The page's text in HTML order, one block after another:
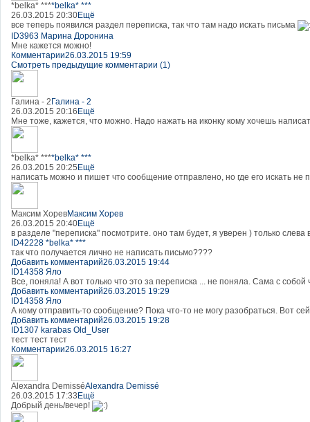
*belka* ****belka* ***
26.03.2015 20:30Ещё
все теперь появился раздел переписка, так что там надо искать письма
ID3963 Марина Доронина
Мне кажется можно!
Комментарии26.03.2015 19:59
Смотреть предыдущие комментарии (1)
Галина - 2 Галина - 2
26.03.2015 20:16 Ещё
Мне тоже, кажется, что можно. Надо нажать на иконку кому хочешь
*belka* ****belka* ***
26.03.2015 20:25 Ещё
написать можно и пишет что сообщение отправлено, но где его искать
Максим ХоревМаксим Хорев
26.03.2015 20:40Ещё
в разделе "переписка" посмотрите. оно там будет, я уверен ) только
ID42228 *belka* ***
так что получается лично не написать письмо????
Добавить комментарий26.03.2015 19:44
ID14358 Яло
Все, поняла! А вот только что это за переписка ... не поняла. Сама с собой
Добавить комментарий26.03.2015 19:29
ID14358 Яло
А кому отправить-то сообщение? Пока что-то не могу разобраться. Вот
Добавить комментарий26.03.2015 19:28
ID1307 karabas Old_User
тест тест тест
Комментарии26.03.2015 16:27
Alexandra DemisséAlexandra Demissé
26.03.2015 17:33 Ещё
Добрый день/вечер!